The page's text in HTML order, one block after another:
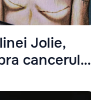
Jolie,
cancerului